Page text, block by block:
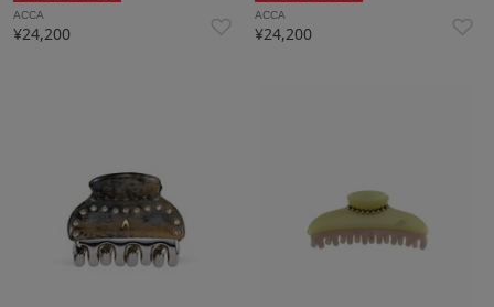
ACCA
¥24,200
ACCA
¥24,200